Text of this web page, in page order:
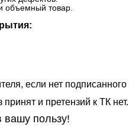
объемный товар.
если нет подписанного
и претензий к ТК нет.
пользу!